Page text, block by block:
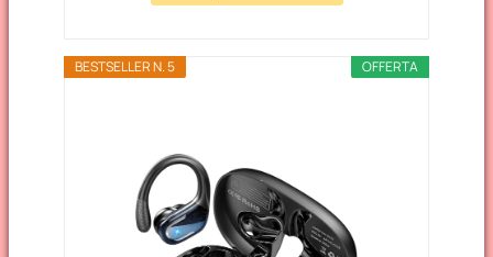
OFFERTA
BESTSELLER N. 5